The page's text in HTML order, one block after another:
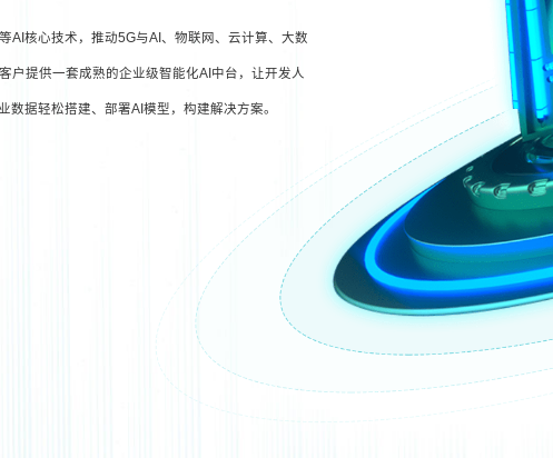
AI核心技术，推动5G与AI、物联网、云计算、大数
户提供一套成熟的企业级智能化AI中台，让开发人
数据轻松搭建、部署AI模型，构建解决方案。